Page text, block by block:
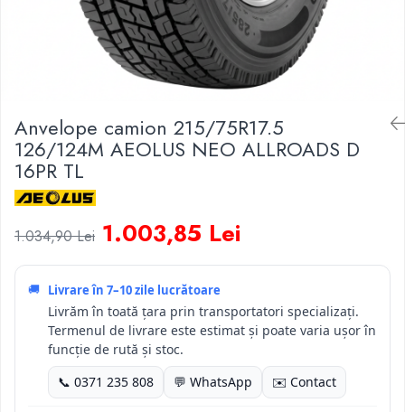
Anvelope camion 215/75R17.5
126/124M AEOLUS NEO ALLROADS D
16PR TL
1.034,90 Lei 1.003,85 Lei
🚚 Livrare în 7–10 zile lucrătoare
Livrăm în toată țara prin transportatori specializați.
Termenul de livrare este estimat și poate varia ușor în
funcție de rută și stoc.
📞 0371 235 808
💬 WhatsApp ✉️ Contact